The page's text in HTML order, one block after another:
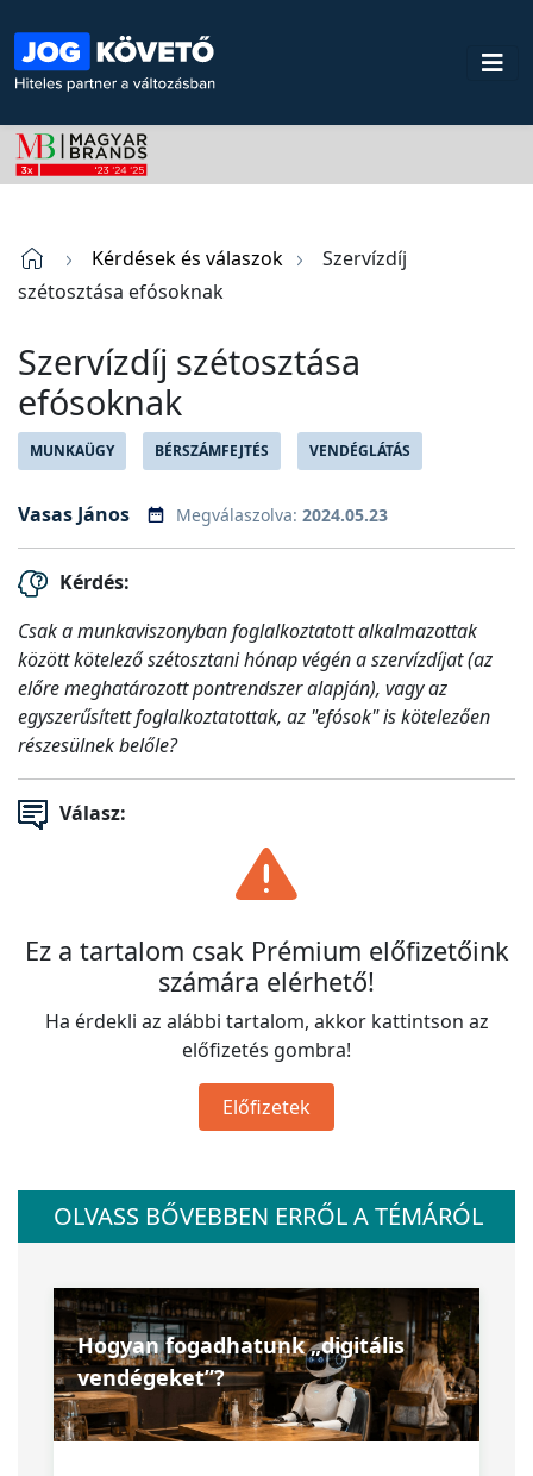
Kérdések és válaszok
Szervízdíj
szétosztása efósoknak
Szervízdíj szétosztása
efósoknak
MUNKAÜGY BÉRSZÁMFEJTÉS VENDÉGLÁTÁS
Vasas János Megválaszolva: 2024.05.23
Kérdés:
Csak a munkaviszonyban foglalkoztatott alkalmazottak
között kötelező szétosztani hónap végén a szervízdíjat (az
előre meghatározott pontrendszer alapján), vagy az
egyszerűsített foglalkoztatottak, az "efósok" is kötelezően
részesülnek belőle?
Válasz:
Ez a tartalom csak Prémium előfizetőink
számára elérhető!
Ha érdekli az alábbi tartalom, akkor kattintson az
előfizetés gombra!
Előfizetek
OLVASS BŐVEBBEN ERRŐL A TÉMÁRÓL
Hogyan fogadhatunk „digitális
vendégeket”?